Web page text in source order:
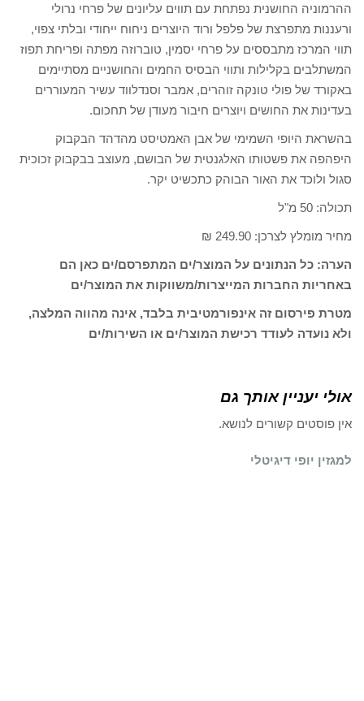
ההרמוניה החושנית נפתחת עם תווים עליונים של פרחי נרולי
ורעננות מתפרצת של פלפל ורוד היוצרים ניחוח ייחודי ובלתי צפוי,
תווי המרכז מתבססים על פרחי יסמין, טוברוזה מפתה ופריחת תפוז
המשתלבים בקלילות ותווי הבסיס החמים והחושניים מסתיימים
באקורד של פולי טונקה זוהרים, אמבר וסנדלווד עשיר המעוררים
בעדינות את החושים ויוצרים חיבור מעודן של תחכום.
בהשראת היופי השמימי של אבן האמטיסט מהדהד הבקבוק
היפהפה את פשטותו האלגנטית של הבושם, מעוצב בבקבוק זכוכית
סגול ולוכד את האור הבוהק כתכשיט יקר.
תכולה: 50 מ"ל
מחיר מומלץ לצרכן: 249.90 ₪
הערה: כל הנתונים על המוצר/ים המתפרסם/ים כאן הם
באחריות החברות המייצרות/משווקות את המוצר/ים
מטרת פירסום זה אינפורמטיבית בלבד, אינה מהווה המלצה,
ולא נועדה לעודד רכישת המוצר/ים או השירות/ים
אולי יעניין אותך גם
אין פוסטים קשורים לנושא.
למגזין יופי דיגיטלי